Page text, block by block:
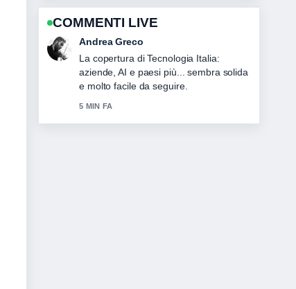
COMMENTI LIVE
Sara Moretti
Ottimo lavoro di verifica intorno a
Intelligenza artificiale Italia: gestione e
strumenti gratuiti. Piu testate